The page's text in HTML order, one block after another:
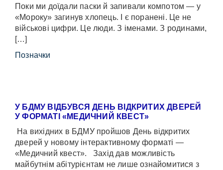
Поки ми доїдали паски й запивали компотом — у
«Мороку» загинув хлопець. І є поранені. Це не
військові цифри. Це люди. З іменами. З родинами,
[…]
Позначки
У БДМУ ВІДБУВСЯ ДЕНЬ ВІДКРИТИХ ДВЕРЕЙ
У ФОРМАТІ «МЕДИЧНИЙ КВЕСТ»
На вихідних в БДМУ пройшов День відкритих
дверей у новому інтерактивному форматі —
«Медичний квест». Захід дав можливість
майбутнім абітурієнтам не лише ознайомитися з